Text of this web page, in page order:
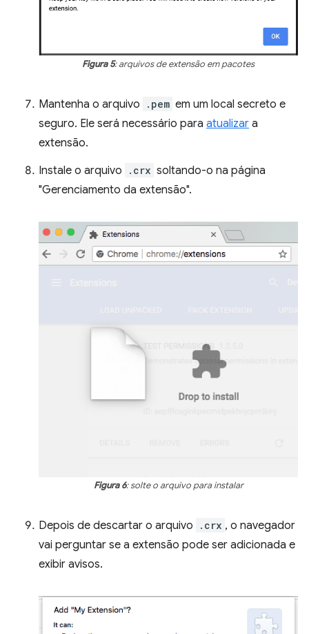
Figura 5: arquivos de extensão em pacotes
Mantenha o arquivo .pem em um local secreto e
seguro. Ele será necessário para atualizar a
extensão.
Instale o arquivo
.crx soltando-o na página
"Gerenciamento da extensão".
Figura 6: solte o arquivo para instalar
Depois de descartar o arquivo .crx , o navegador
vai perguntar se a extensão pode ser adicionada e
exibir avisos.